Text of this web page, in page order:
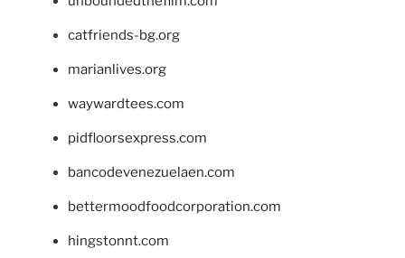
catfriends-bg.org
marianlives.org
waywardtees.com
pidfloorsexpress.com
bancodevenezuelaen.com
bettermoodfoodcorporation.com
hingstonnt.com